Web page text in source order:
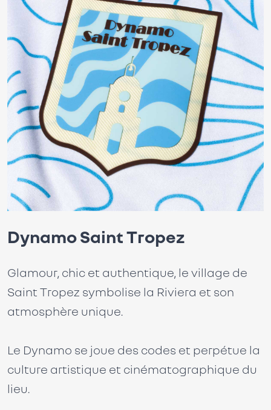
Dynamo Saint Tropez
Glamour, chic et authentique, le village de
Saint Tropez symbolise la Riviera et son
atmosphère unique.
Le Dynamo se joue des codes et perpétue la
culture artistique et cinématographique du
lieu.